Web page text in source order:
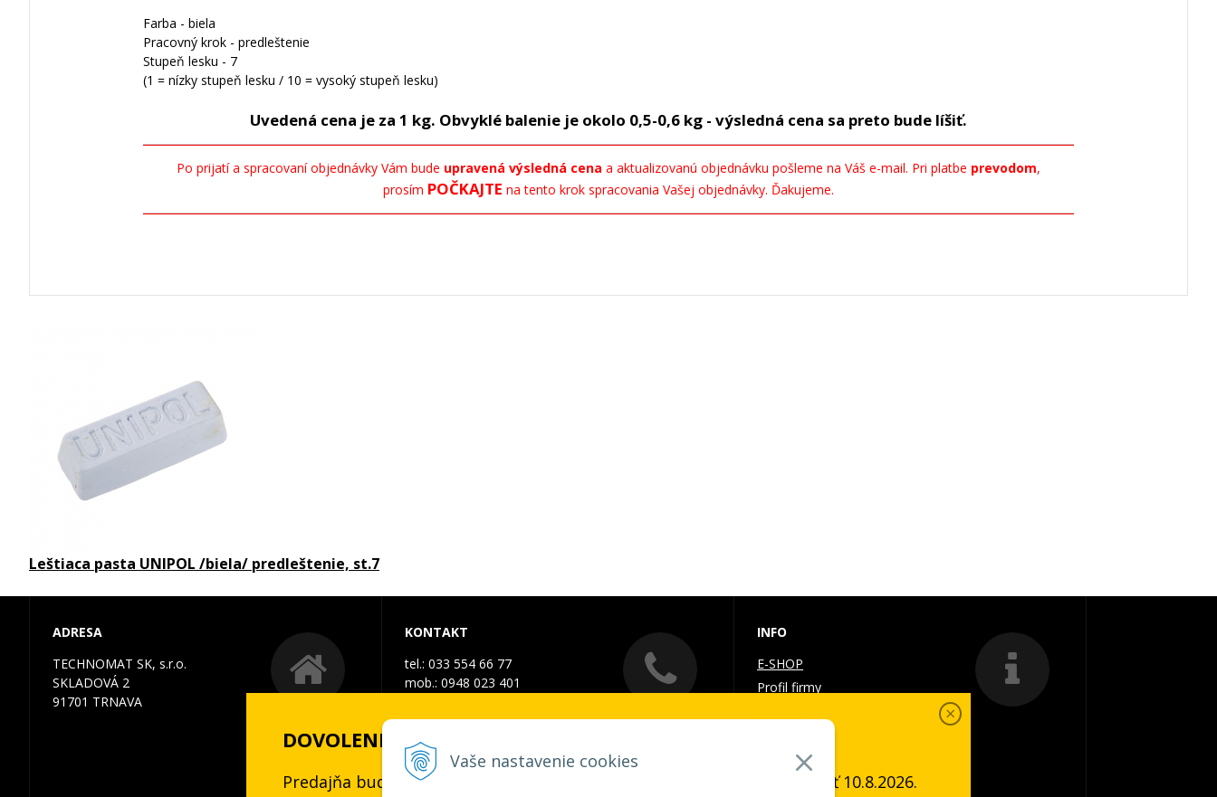
Vaše nastavenie cookies
Farba - biela
Pracovný krok - predleštenie
Stupeň lesku - 7
(1 = nízky stupeň lesku / 10 = vysoký stupeň lesku)
Uvedená cena je za 1 kg. Obvyklé balenie je okolo 0,5-0,6 kg - výsledná cena sa preto bude líšiť.
Po prijatí a spracovaní objednávky Vám bude upravená výsledná cena a aktualizovanú objednávku pošleme na Váš e-mail. Pri platbe prevodom,
prosím POČKAJTE na tento krok spracovania Vašej objednávky. Ďakujeme.
Leštiaca pasta UNIPOL /biela/ predleštenie, st.7
ADRESA
TECHNOMAT SK, s.r.o.
SKLADOVÁ 2
91701 TRNAVA
KONTAKT
tel.: 033 554 66 77
mob.: 0948 023 401
INFO
E-SHOP
Profil firmy
Doprava a platba
Obchodné podmienky
DOVOLENKA 3. - 7. augusta 2026
Predajňa bude ZATVORENÁ a vytvorené objednávky začneme vybavovať 10.8.2026.